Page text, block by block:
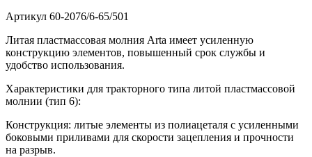
Артикул 60-2076/6-65/501
Литая пластмассовая молния Arta имеет усиленную
конструкцию элементов, повышенный срок службы и
удобство использования.
Характеристики для тракторного типа литой пластмассовой
молнии (тип 6):
Конструкция: литые элементы из полиацеталя с усиленными
боковыми приливами для скорости зацепления и прочности
на разрыв.